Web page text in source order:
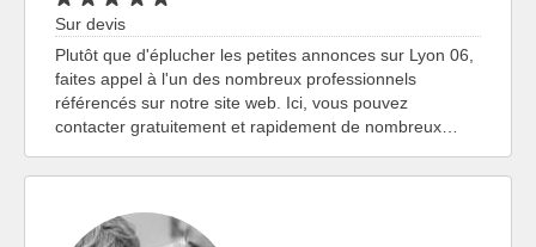
Sur devis
Plutôt que d'éplucher les petites annonces sur Lyon 06,
faites appel à l'un des nombreux professionnels
référencés sur notre site web. Ici, vous pouvez
contacter gratuitement et rapidement de nombreux…